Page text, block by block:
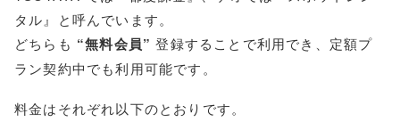
タル』と呼んでいます。
どちらも “無料会員” 登録することで利用でき、定額プ
ラン契約中でも利用可能です。
料金はそれぞれ以下のとおりです。